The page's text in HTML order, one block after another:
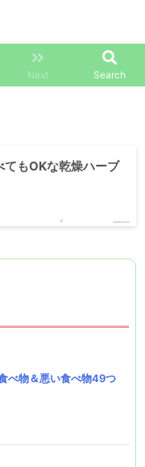
Next Search
2019年11月18日
てもOKな乾燥ハーブ
べ物＆悪い食べ物49つ